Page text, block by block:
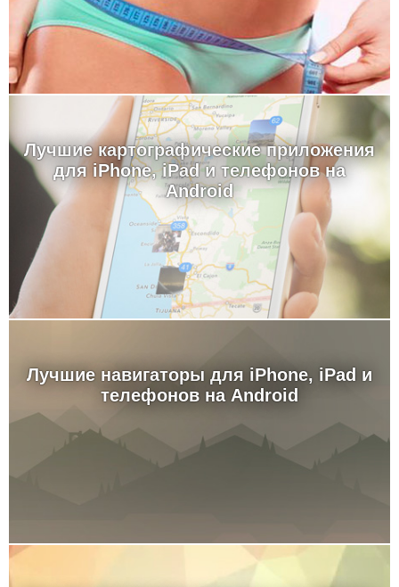
Лучшие картографические приложения
для iPhone, iPad и телефонов на
Android
Лучшие навигаторы для iPhone, iPad и
телефонов на Android